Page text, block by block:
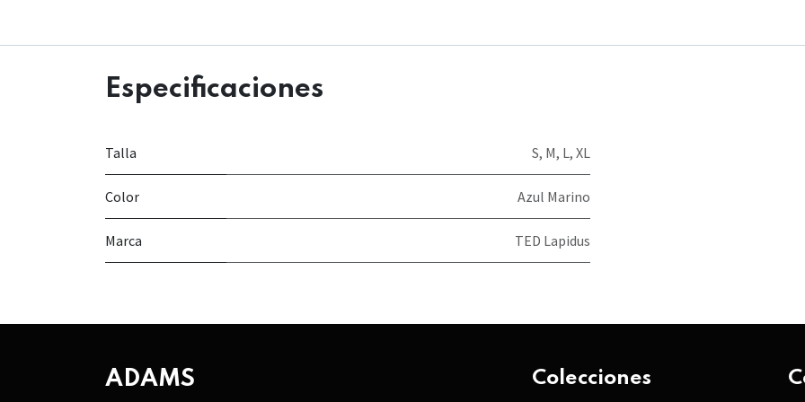
Especificaciones
Talla S, M, L, XL
Color Azul Marino
Marca TED Lapidus
ADAMS Colecciones